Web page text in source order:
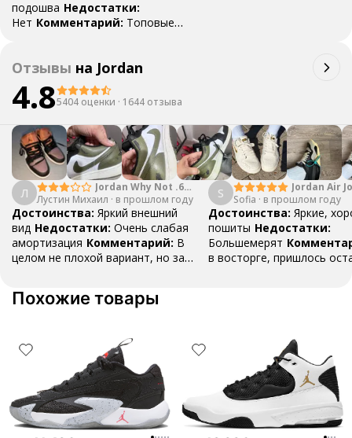
подошва Недостатки:
Нет Комментарий: Топовые
Отзывы на Jordan
4.85404 оценки · 1644 отзыва
Л
Jordan Why Not .6
"Bright Crimson" PF
Лустин Михаил · в прошлом году
Достоинства: Яркий внешний
вид Недостатки: Очень слабая
амортизация Комментарий: В
целом не плохой вариант, но за
баскетбольных кроссовок
S
Jordan Air
Mid SE
Sofia · в прошлом году
Достоинства: Яркие,
пошиты Недостатки:
Большемерят
в восторге, пришлось
Похожие товары